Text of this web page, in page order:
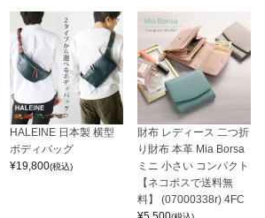
HALEINE 日本製 横型
ボディバッグ
¥19,800(税込)
財布 レディース 二つ折
り財布 本革 Mia Borsa
ミニ 小さい コンパクト
【ネコポスで送料無
料】 (07000338r) 4FC